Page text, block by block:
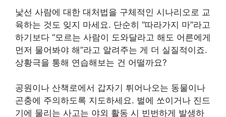
낯선 사람에 대한 대처법을 구체적인 시나리오로 교
육하는 것도 잊지 마세요. 단순히 “따라가지 마”라고
하기보다 “모르는 사람이 도와달라고 해도 어른에게
먼저 물어봐야 해”라고 알려주는 게 더 실질적이죠.
상황극을 통해 연습해보는 건 어떨까요?
공원이나 산책로에서 갑자기 튀어나오는 동물이나
곤충에 주의하도록 지도하세요. 벌에 쏘이거나 진드
기에 물리는 사고는 야외 활동 시 빈번하게 발생하